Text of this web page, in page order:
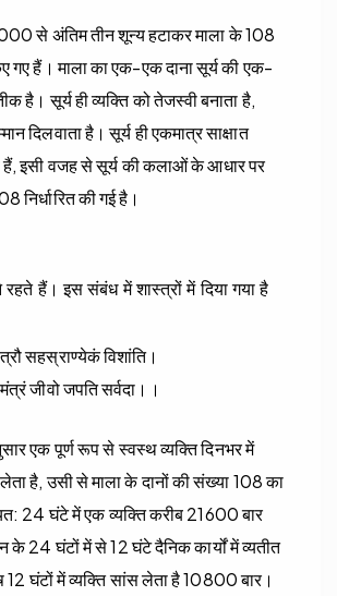
से अंतिम तीन शून्य हटाकर माला के 108
गए हैं। माला का एक-एक दाना सूर्य की एक-
है। सूर्य ही व्यक्ति को तेजस्वी बनाता है,
दिलवाता है। सूर्य ही एकमात्र साक्षात
हैं, इसी वजह से सूर्य की कलाओं के आधार पर
निर्धारित की गई है।
रहते हैं। इस संबंध में शास्त्रों में दिया गया है
सहस्राण्येकं विशांति।
जीवो जपति सर्वदा।।
एक पूर्ण रूप से स्वस्थ व्यक्ति दिनभर में
है, उसी से माला के दानों की संख्या 108 का
24 घंटे में एक व्यक्ति करीब 21600 बार
के 24 घंटों में से 12 घंटे दैनिक कार्यों में व्यतीत
घंटों में व्यक्ति सांस लेता है 10800 बार।